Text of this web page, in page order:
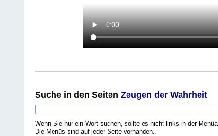
Suche in den Seiten Zeugen der Wahrheit
Wenn Sie nur ein Wort suchen, sollte es nicht links in der
Die Menüs sind auf jeder Seite vorhanden..